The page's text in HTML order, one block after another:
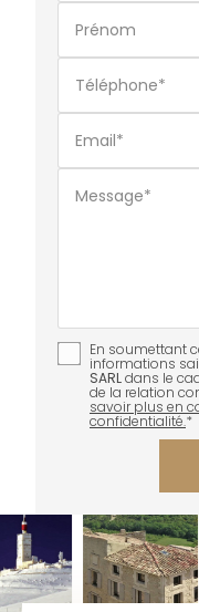
Prénom
Téléphone*
Email*
Message*
En soumettant
informations
SARLdans le
de la relation
savoir plus en
confidentialité.*